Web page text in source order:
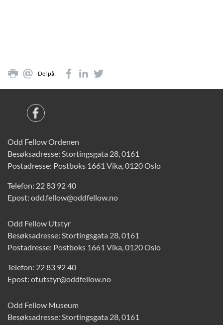
Del på:
Odd Fellow Ordenen
Besøksadresse: Stortingsgata 28, 0161
Postadresse: Postboks 1661 Vika, 0120 Oslo
Telefon: 22 83 92 40
Epost: odd.fellow@oddfellow.no
Odd Fellow Utstyr
Besøksadresse: Stortingsgata 28, 0161
Postadresse: Postboks 1661 Vika, 0120 Oslo
Telefon: 22 83 92 40
Epost: of.utstyr@oddfellow.no
Odd Fellow Museum
Besøksadresse: Stortingsgata 28, 0161